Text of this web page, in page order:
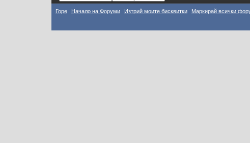
Горе Начало на Форуми Изтрий моите бисквитки Маркирай всички